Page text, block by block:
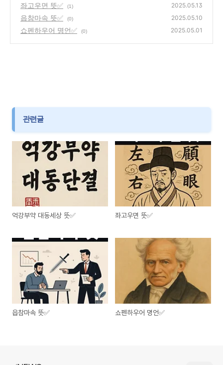
좌고우면 뜻✅ (1) 2025.05.13
읍참마속 뜻✅ (0) 2025.05.10
쇼펜하우어 명언✅ (0) 2025.05.01
관련글
억강부약 대동세상 뜻✅ 좌고우면 뜻✅
읍참마속 뜻✅ 쇼펜하우어 명언✅